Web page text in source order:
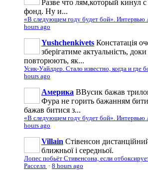
Разве что лям,который кинул с
фонд. Ну и...
«В следующем году будет бой». Интервью
hours ago
Yushchenkivets Констатація
зберігатиме актуальність,
повторюють, як...
Усик-Уайлдер. Стало известно, когда и где
hours ago
Америка ВВусик бажав
Фура не горить бажанням
бажав битися з...
«В следующем году будет бой». Интервью
hours ago
Villain Стівенсон
ближньої і середньої.
Лопес побьёт Стивенсона, если
Расселл · 8 hours ago